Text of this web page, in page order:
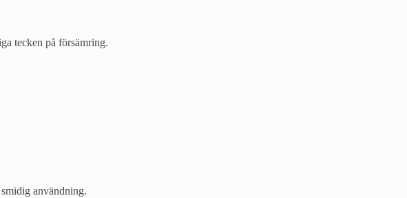
tecken på försämring.
användning.